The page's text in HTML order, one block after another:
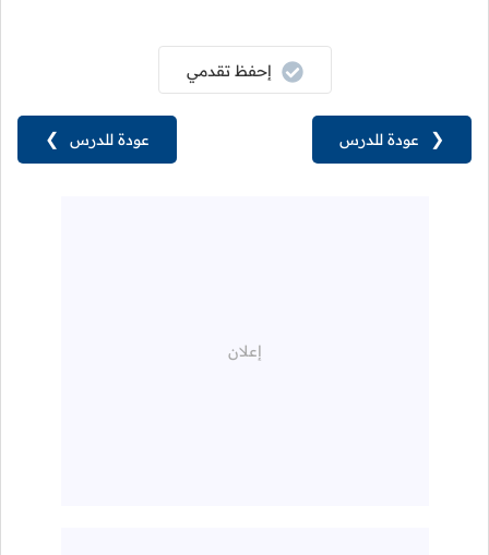
عودة للدرس ❯
إحفظ تقدمي
❮ عودة للدرس